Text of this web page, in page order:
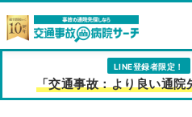
LINE登録者限定！
「交通事故：より良い通院